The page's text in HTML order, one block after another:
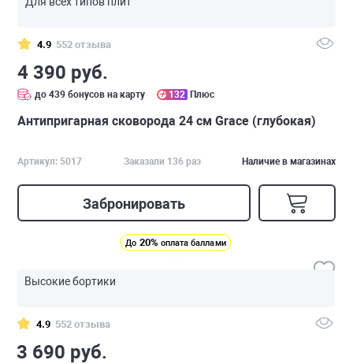
4.9 552 отзыва
4 390 руб.
до 439 бонусов на карту 132 Плюс
Антипригарная сковорода 24 см Grace (глубокая)
Артикул: 5017 Заказали 136 раз Наличие в магазинах
Забронировать
До 20% оплата баллами
Высокие бортики
4.9 552 отзыва
3 690 руб.